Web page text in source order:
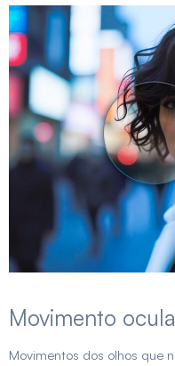
Movimento
Movimentos dos olhos que